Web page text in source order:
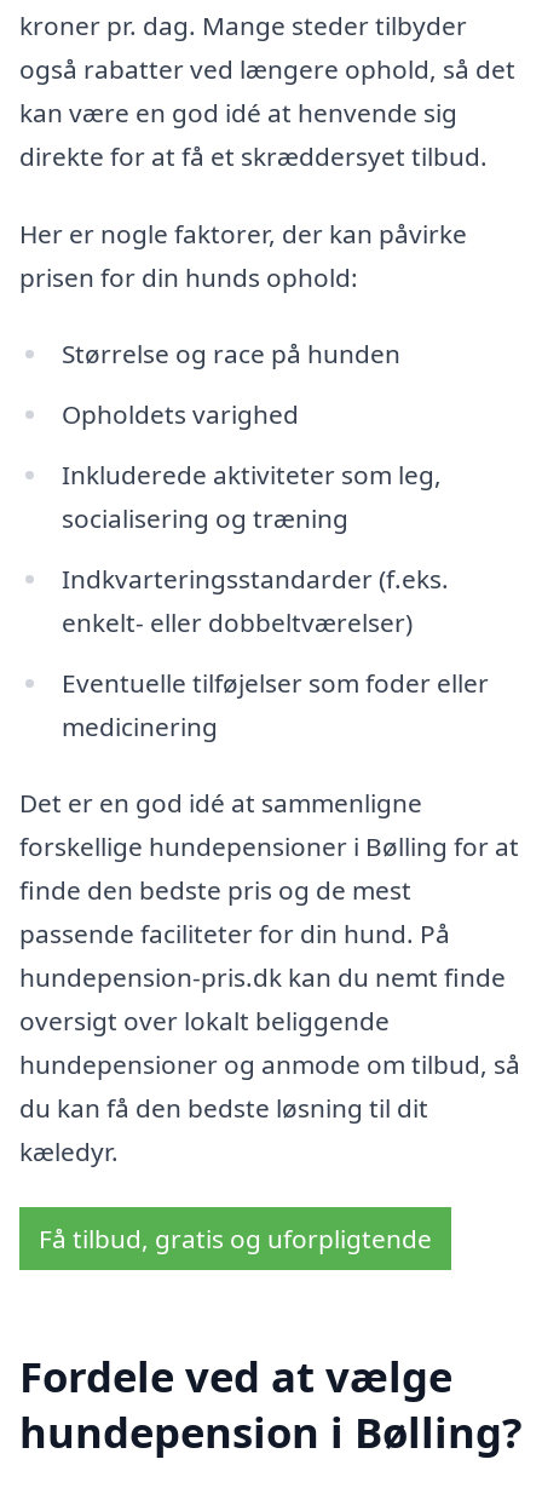
kroner pr. dag. Mange steder tilbyder
også rabatter ved længere ophold, så det
kan være en god idé at henvende sig
direkte for at få et skræddersyet tilbud.
Her er nogle faktorer, der kan påvirke
prisen for din hunds ophold:
Størrelse og race på hunden
Opholdets varighed
Inkluderede aktiviteter som leg,
socialisering og træning
Indkvarteringsstandarder (f.eks.
enkelt- eller dobbeltværelser)
Eventuelle tilføjelser som foder eller
medicinering
Det er en god idé at sammenligne
forskellige hundepensioner i Bølling for at
finde den bedste pris og de mest
passende faciliteter for din hund. På
hundepension-pris.dk kan du nemt finde
oversigt over lokalt beliggende
hundepensioner og anmode om tilbud, så
du kan få den bedste løsning til dit
kæledyr.
Få tilbud, gratis og uforpligtende
Fordele ved at vælge
hundepension i Bølling?